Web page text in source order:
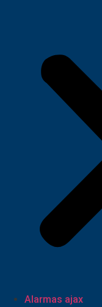
Alarmas ajax